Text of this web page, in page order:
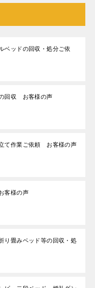
ベッドの回収・処分ご依
回収 お客様の声
て作業ご依頼 お客様の声
客様の声
り畳みベッド等の回収・処